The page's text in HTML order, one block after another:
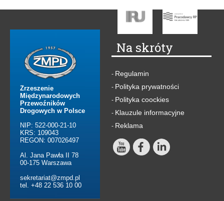
Zrzeszenie
Międzynarodowych
Przewoźników
Drogowych w Polsce
NIP: 522-000-21-10
KRS: 109043
REGON: 007026497
Al. Jana Pawła II 78
00-175 Warszawa
sekretariat@zmpd.pl
tel. +48 22 536 10 00
Na skróty
- Regulamin
- Polityka prywatności
- Polityka coockies
- Klauzule informacyjne
- Reklama